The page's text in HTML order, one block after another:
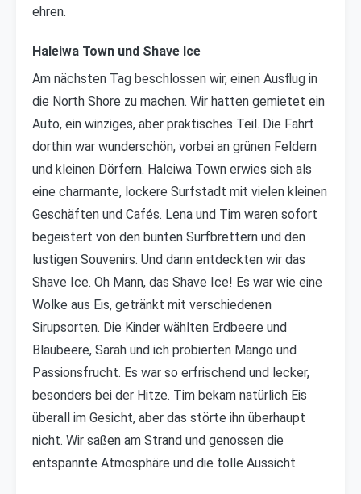
ehren.
Haleiwa Town und Shave Ice
Am nächsten Tag beschlossen wir, einen Ausflug in
die North Shore zu machen. Wir hatten gemietet ein
Auto, ein winziges, aber praktisches Teil. Die Fahrt
dorthin war wunderschön, vorbei an grünen Feldern
und kleinen Dörfern. Haleiwa Town erwies sich als
eine charmante, lockere Surfstadt mit vielen kleinen
Geschäften und Cafés. Lena und Tim waren sofort
begeistert von den bunten Surfbrettern und den
lustigen Souvenirs. Und dann entdeckten wir das
Shave Ice. Oh Mann, das Shave Ice! Es war wie eine
Wolke aus Eis, getränkt mit verschiedenen
Sirupsorten. Die Kinder wählten Erdbeere und
Blaubeere, Sarah und ich probierten Mango und
Passionsfrucht. Es war so erfrischend und lecker,
besonders bei der Hitze. Tim bekam natürlich Eis
überall im Gesicht, aber das störte ihn überhaupt
nicht. Wir saßen am Strand und genossen die
entspannte Atmosphäre und die tolle Aussicht.